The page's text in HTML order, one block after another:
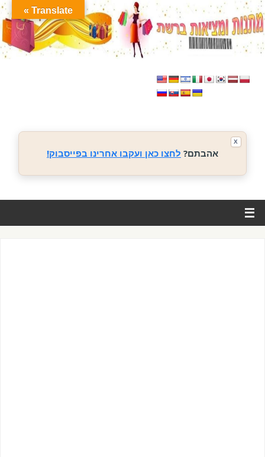
אהבתם? לחצו כאן ועקבו אחרינו בפייסבוק!
X
Translate »